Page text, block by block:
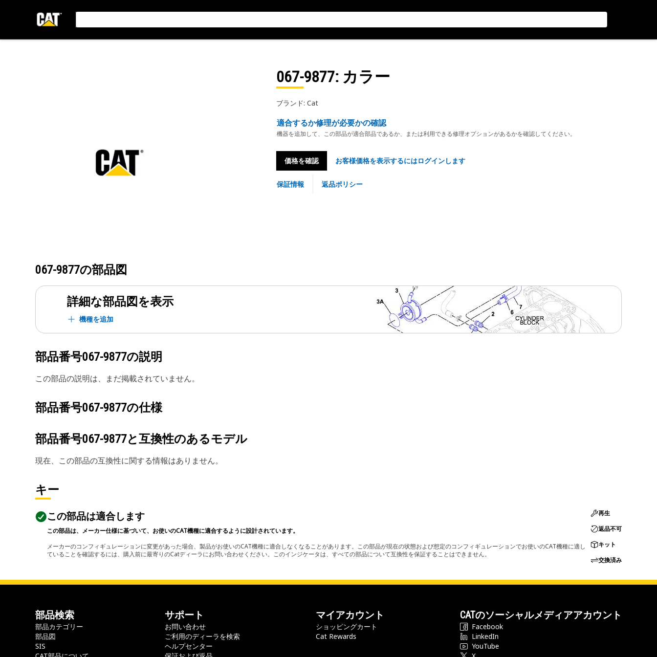
067-9877: カラー
ブランド: Cat
適合するか修理が必要かの確認
機器を追加して、この部品が適合部品であるか、または利用できる修理オプションがあるかを確認してください。
価格を確認 お客様価格を表示するにはログインします
保証情報 返品ポリシー
067-9877の部品図
詳細な部品図を表示
機種を追加
部品番号067-9877の説明
この部品の説明は、まだ掲載されていません。
部品番号067-9877の仕様
部品番号067-9877と互換性のあるモデル
現在、この部品の互換性に関する情報はありません。
キー
この部品は適合します
この部品は、メーカー仕様に基づいて、お使いのCAT機種に適合するように設計されています。
メーカーのコンフィギュレーションに変更があった場合、製品がお使いのCAT機種に適合しなくなることがあります。この部品が現在の状態および想定のコンフィギュレーションでお使いのCAT機種に適し
ていることを確認するには、購入前に最寄りのCatディーラにお問い合わせください。このインジケータは、すべての部品について互換性を保証することはできません。
再生
返品不可
キット
交換済み
部品検索
部品カテゴリー
部品図
SIS
サポート
お問い合わせ
ご利用のディーラを検索
ヘルプセンター
マイアカウント
ショッピングカート
Cat Rewards
CATのソーシャルメディアアカウント
Facebook
LinkedIn
YouTube